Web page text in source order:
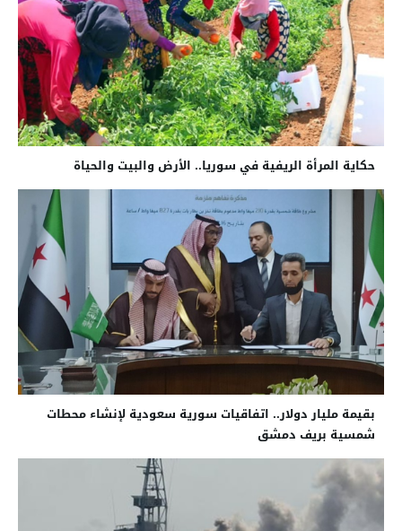
حكاية المرأة الريفية في سوريا.. الأرض والبيت والحياة
بقيمة مليار دولار.. اتفاقيات سورية سعودية لإنشاء محطات
شمسية بريف دمشق